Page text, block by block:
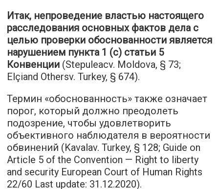
Итак, непроведение властью настоящего
расследования основных фактов дела с
целью проверки обоснованности является
нарушением пункта 1 (c) статьи 5
Конвенции (Stepuleacv. Moldova, § 73;
Elçiand Othersv. Turkey, § 674).
Термин «обоснованность» также означает
порог, который должно преодолеть
подозрение, чтобы удовлетворить
объективного наблюдателя в вероятности
обвинений (Kavalav. Turkey, § 128; Guide on
Article 5 of the Convention — Right to liberty
and security European Court of Human Rights
22/60 Last update: 31.12.2020).